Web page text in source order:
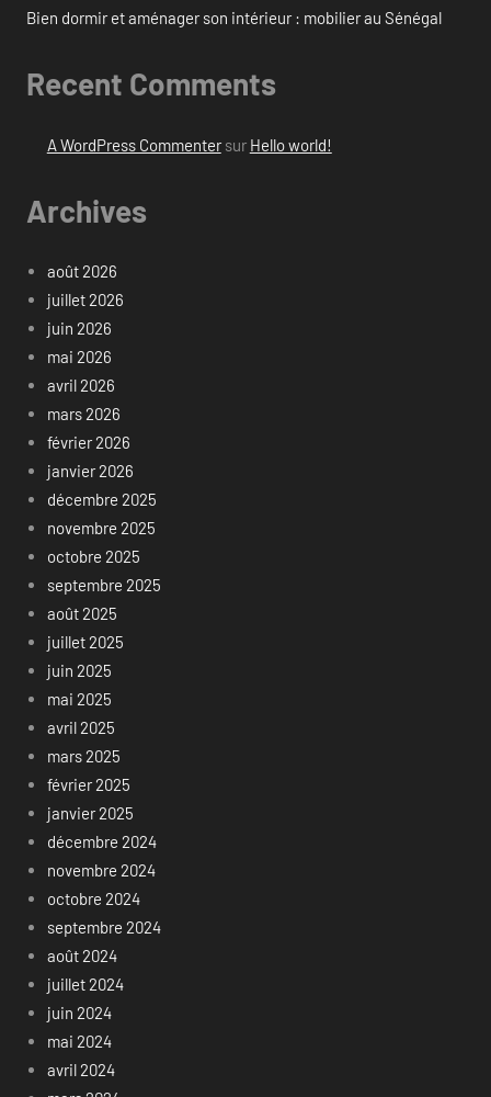
Bien dormir et aménager son intérieur : mobilier au Sénégal
Recent Comments
A WordPress Commentersur Hello world!
Archives
août 2026
juillet 2026
juin 2026
mai 2026
avril 2026
mars 2026
février 2026
janvier 2026
décembre 2025
novembre 2025
octobre 2025
septembre 2025
août 2025
juillet 2025
juin 2025
mai 2025
avril 2025
mars 2025
février 2025
janvier 2025
décembre 2024
novembre 2024
octobre 2024
septembre 2024
août 2024
juillet 2024
juin 2024
mai 2024
avril 2024